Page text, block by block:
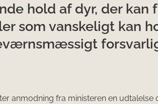
hold af dyr, der kan
som vanskeligt kan
anmodning fra ministeren en